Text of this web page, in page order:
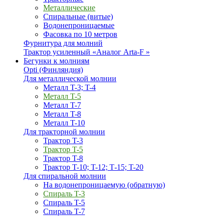
Металлические
Спиральные (витые)
Водонепроницаемые
Фасовка по 10 метров
Фурнитура для молний
Трактор усиленный «Аналог Arta-F »
Бегунки к молниям
Opti (Финляндия)
Для металлической молнии
Металл T-3; T-4
Металл T-5
Металл T-7
Металл T-8
Металл T-10
Для тракторной молнии
Трактор T-3
Трактор T-5
Трактор T-8
Трактор T-10; T-12; Т-15; T-20
Для спиральной молнии
На водонепроницаемую (обратную)
Спираль T-3
Спираль T-5
Спираль T-7